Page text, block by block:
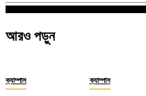
আরও পড়ুন
ক্যাম্পাস ক্যাম্পাস